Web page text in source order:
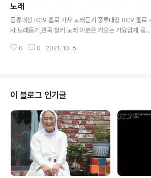
무대 이 분 때문에 풍류대장이 살았네요 K-국악싱어송라이
터 https://youtu.be/76eNQ5VOimc https://
be/qFTWOtsi9v4 https://youtu.be/LW--QrH3Bz
4 무료 2022년 토정비결,무료 운세 2022 무료 2022년
토정비결,무료 운세 2022..
노래
풍류대장 RC9 홀로 가사 노래듣기 풍류대장 RC9 홀로
사 노래듣기,원곡 정키 노래 이분은 가요는 가요답게 음악
가요를 국악으로 바꾸어서 소리지르니 도대체 황당했는데
각들에 잠겨 지워질 수 없는 기억 돌이킬 수 없는 우리 헤어
날 수 없는 나와 멀어져만 가는 너를 바라봐 누군가 한 말
처럼 언젠가 만날 거라 그렇게 우린 헤어진 거야 집에 오
길을 홀로 텅 빈 방 침대에 홀로 너와의 기억에 홀로 나 홀
로 무뎌질 가슴 안고 추억 속에 살아 홀로 방안에서 깨면 ..
0 0 2021. 10. 6.
이 블로그 인기글